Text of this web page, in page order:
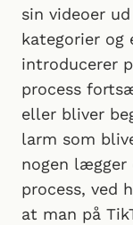
sin videoer
kategorier og
introducerer
process
eller bliver
larm som
nogen lægger
process, ved
at man på